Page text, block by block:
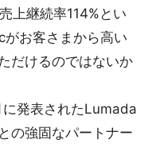
上継続率114%とい
お客さまから高い
だけるのではないか
発表されたLumada
の強固なパートナー